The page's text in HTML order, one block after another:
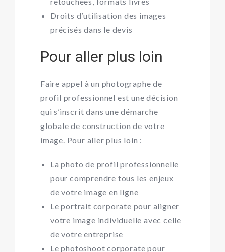
Droits d’utilisation des images
précisés dans le devis
Pour aller plus loin
Faire appel à un photographe de
profil professionnel est une décision
qui s’inscrit dans une démarche
globale de construction de votre
image. Pour aller plus loin :
Laphoto de profil professionnelle
pour comprendre tous les enjeux
de votre image en ligne
Leportrait corporate pour aligner
votre image individuelle avec celle
de votre entreprise
Lephotoshoot corporate pour